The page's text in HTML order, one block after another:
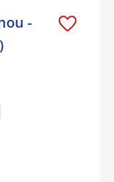
-